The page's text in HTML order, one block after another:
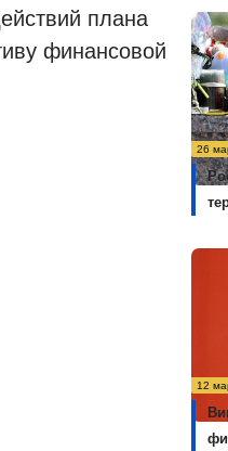
плана
финансовой
26
12